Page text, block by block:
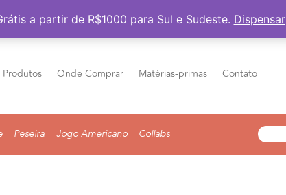
Frete Grátis a partir de R$1000 para Sul e Sudeste
Produtos Onde Comprar Matérias-primas Contato
Peseira Jogo Americano Collabs
a partir de R$1000 para Sul e Sudeste. Dispensar